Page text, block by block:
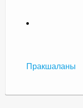
Пракшаланы